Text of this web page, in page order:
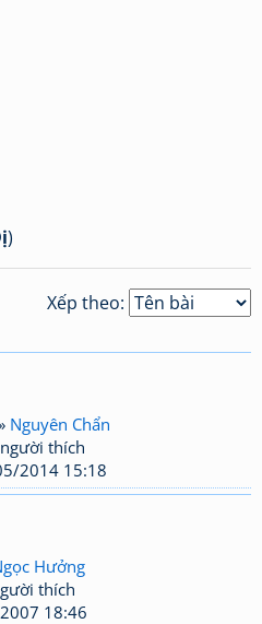
)
Xếp theo:
Nguyên Chẩn
thích
2014 15:18
Hưởng
thích
18:46